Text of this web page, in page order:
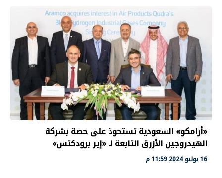
«أرامكو» السعودية تستحوذ على حصة بشركة
الهيدروجين الأزرق التابعة لـ «إير برودكتس»
16 يوليو 2024 11:59 م